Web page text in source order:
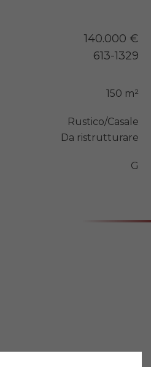
140.000 €
613-1329
150 m²
Rustico/Casale
Da ristrutturare
G